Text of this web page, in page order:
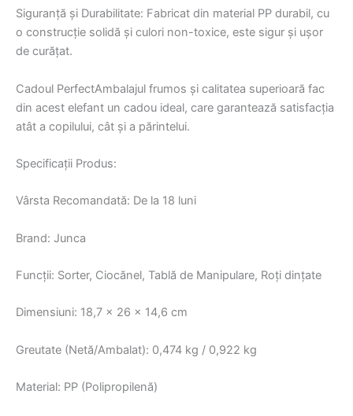
Siguranță și Durabilitate: Fabricat din material PP durabil, cu
o construcție solidă și culori non-toxice, este sigur și ușor
de curățat.
Cadoul PerfectAmbalajul frumos și calitatea superioară fac
din acest elefant un cadou ideal, care garantează satisfacția
atât a copilului, cât și a părintelui.
Specificații Produs:
Vârsta Recomandată: De la 18 luni
Brand: Junca
Funcții: Sorter, Ciocănel, Tablă de Manipulare, Roți dințate
Dimensiuni: 18,7 x 26 x 14,6 cm
Greutate (Netă/Ambalat): 0,474 kg / 0,922 kg
Material: PP (Polipropilenă)